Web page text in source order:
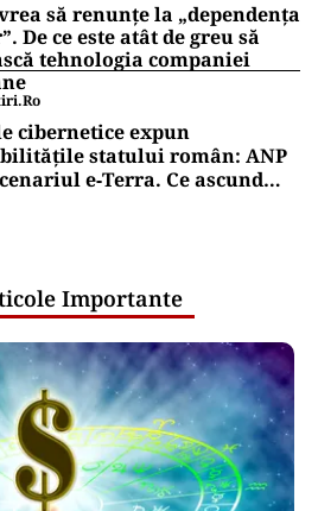
să renunțe la „dependența
De ce este atât de greu să
tehnologia companiei
cibernetice expun
statului român: ANP
e‑Terra. Ce ascund
Importante